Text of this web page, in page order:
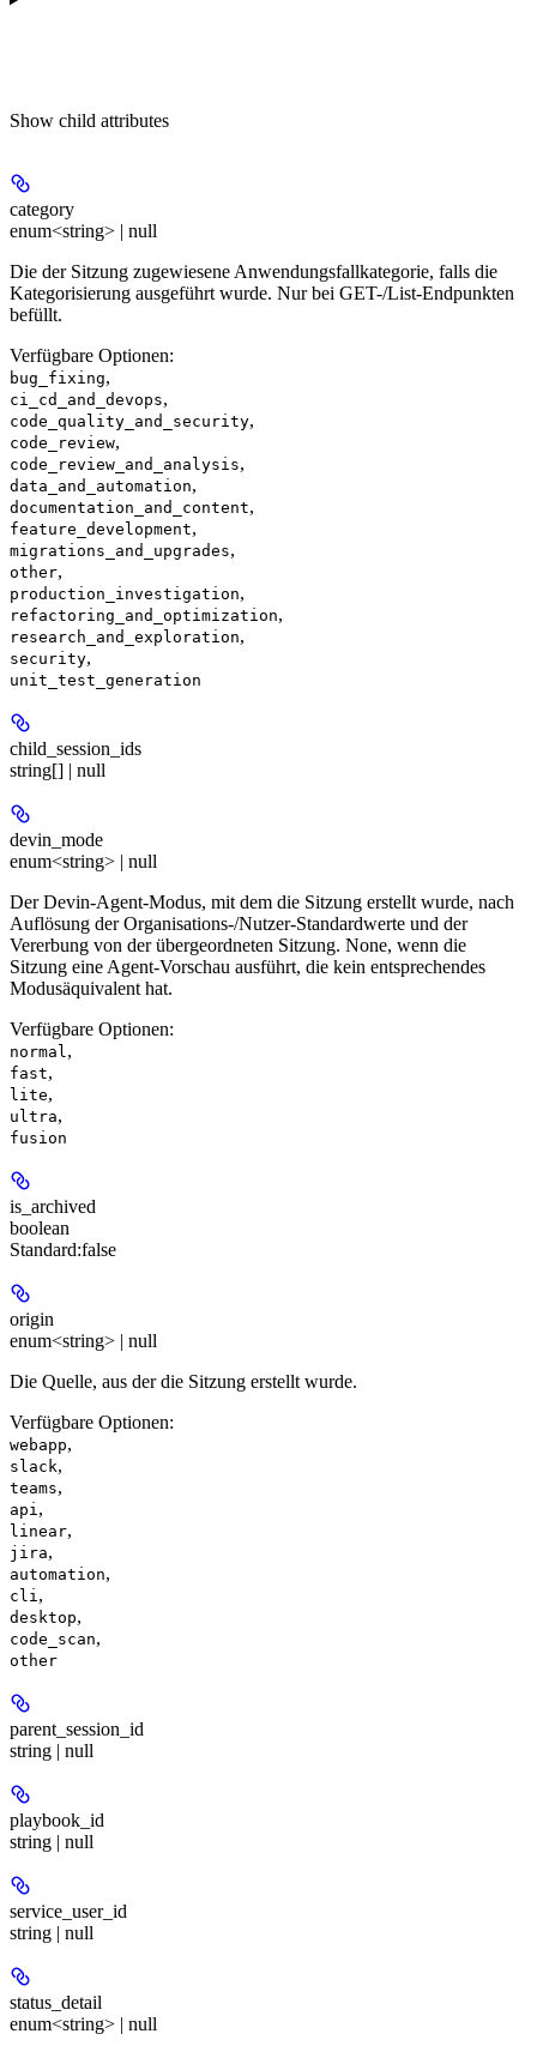
Show child attributes
category
enum<string> | null
Die der Sitzung zugewiesene Anwendungsfallkategorie, falls die
Kategorisierung ausgeführt wurde. Nur bei GET-/List-Endpunkten
befüllt.
Verfügbare Optionen:
bug_fixing,
ci_cd_and_devops,
code_quality_and_security,
code_review,
code_review_and_analysis,
data_and_automation,
documentation_and_content,
feature_development,
migrations_and_upgrades,
other,
production_investigation,
refactoring_and_optimization,
research_and_exploration,
security,
unit_test_generation
child_session_ids
string[] | null
devin_mode
enum<string> | null
Der Devin-Agent-Modus, mit dem die Sitzung erstellt wurde, nach
Auflösung der Organisations-/Nutzer-Standardwerte und der
Vererbung von der übergeordneten Sitzung. None, wenn die
Sitzung eine Agent-Vorschau ausführt, die kein entsprechendes
Modusäquivalent hat.
Verfügbare Optionen:
normal ,
fast,
lite,
ultra,
fusion
is_archived
boolean
Standard:false
origin
enum<string> | null
Die Quelle, aus der die Sitzung erstellt wurde.
Verfügbare Optionen:
webapp,
slack,
teams,
api ,
linear,
jira,
automation,
cli ,
desktop,
code_scan,
other
parent_session_id
string | null
playbook_id
string | null
service_user_id
string | null
status_detail
enum<string> | null